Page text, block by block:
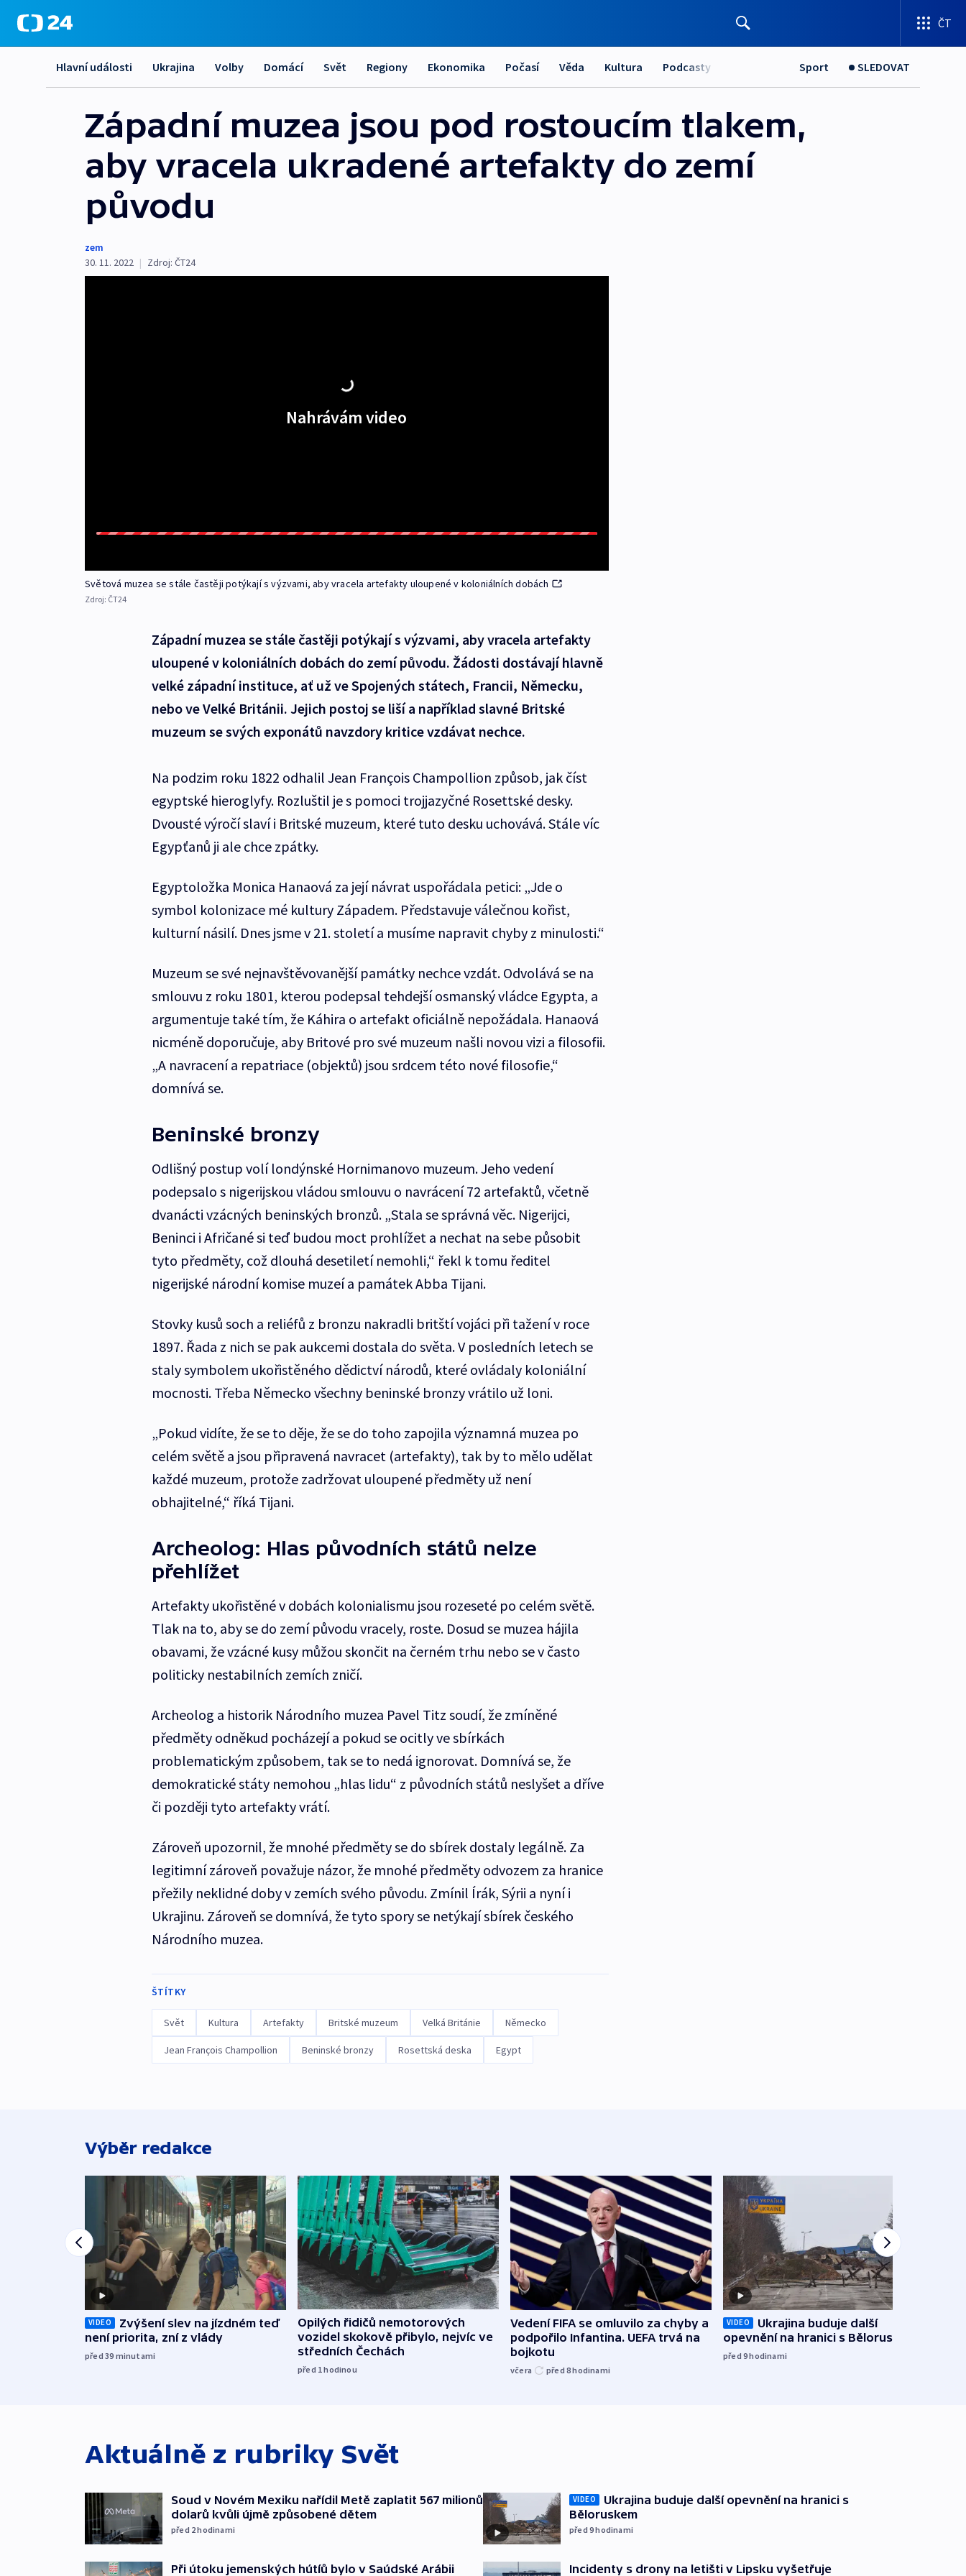
ČT
Hlavní události Ukrajina Volby Domácí Svět Regiony Ekonomika Počasí Věda Kultura Podcasty Sport SLEDOVAT
Západní muzea jsou pod rostoucím tlakem,
aby vracela ukradené artefakty do zemí
původu
zem
30. 11. 2022 | Zdroj: ČT24
Nahrávám video
Světová muzea se stále častěji potýkají s výzvami, aby vracela artefakty uloupené v koloniálních dobách
Zdroj: ČT24
Západní muzea se stále častěji potýkají s výzvami, aby vracela artefakty
uloupené v koloniálních dobách do zemí původu. Žádosti dostávají hlavně
velké západní instituce, ať už ve Spojených státech, Francii, Německu,
nebo ve Velké Británii. Jejich postoj se liší a například slavné Britské
muzeum se svých exponátů navzdory kritice vzdávat nechce.
Na podzim roku 1822 odhalil Jean François Champollion způsob, jak číst
egyptské hieroglyfy. Rozluštil je s pomoci trojjazyčné Rosettské desky.
Dvousté výročí slaví i Britské muzeum, které tuto desku uchovává. Stále víc
Egypťanů ji ale chce zpátky.
Egyptoložka Monica Hanaová za její návrat uspořádala petici: „Jde o
symbol kolonizace mé kultury Západem. Představuje válečnou kořist,
kulturní násilí. Dnes jsme v 21. století a musíme napravit chyby z minulosti.“
Muzeum se své nejnavštěvovanější památky nechce vzdát. Odvolává se na
smlouvu z roku 1801, kterou podepsal tehdejší osmanský vládce Egypta, a
argumentuje také tím, že Káhira o artefakt oficiálně nepožádala. Hanaová
nicméně doporučuje, aby Britové pro své muzeum našli novou vizi a filosofii.
„A navracení a repatriace (objektů) jsou srdcem této nové filosofie,“
domnívá se.
Beninské bronzy
Odlišný postup volí londýnské Hornimanovo muzeum. Jeho vedení
podepsalo s nigerijskou vládou smlouvu o navrácení 72 artefaktů, včetně
dvanácti vzácných beninských bronzů. „Stala se správná věc. Nigerijci,
Beninci i Afričané si teď budou moct prohlížet a nechat na sebe působit
tyto předměty, což dlouhá desetiletí nemohli,“ řekl k tomu ředitel
nigerijské národní komise muzeí a památek Abba Tijani.
Stovky kusů soch a reliéfů z bronzu nakradli britští vojáci při tažení v roce
1897. Řada z nich se pak aukcemi dostala do světa. V posledních letech se
staly symbolem ukořistěného dědictví národů, které ovládaly koloniální
mocnosti. Třeba Německo všechny beninské bronzy vrátilo už loni.
„Pokud vidíte, že se to děje, že se do toho zapojila významná muzea po
celém světě a jsou připravená navracet (artefakty), tak by to mělo udělat
každé muzeum, protože zadržovat uloupené předměty už není
obhajitelné,“ říká Tijani.
Archeolog: Hlas původních států nelze
přehlížet
Artefakty ukořistěné v dobách kolonialismu jsou rozeseté po celém světě.
Tlak na to, aby se do zemí původu vracely, roste. Dosud se muzea hájila
obavami, že vzácné kusy můžou skončit na černém trhu nebo se v často
politicky nestabilních zemích zničí.
Archeolog a historik Národního muzea Pavel Titz soudí, že zmíněné
předměty odněkud pocházejí a pokud se ocitly ve sbírkách
problematickým způsobem, tak se to nedá ignorovat. Domnívá se, že
demokratické státy nemohou „hlas lidu“ z původních států neslyšet a dříve
či později tyto artefakty vrátí.
Zároveň upozornil, že mnohé předměty se do sbírek dostaly legálně. Za
legitimní zároveň považuje názor, že mnohé předměty odvozem za hranice
přežily neklidné doby v zemích svého původu. Zmínil Írák, Sýrii a nyní i
Ukrajinu. Zároveň se domnívá, že tyto spory se netýkají sbírek českého
Národního muzea.
ŠTÍTKY
Svět Kultura Artefakty Britské muzeum Velká Británie Německo
Jean François Champollion Beninské bronzy Rosettská deska Egypt
Výběr redakce
VIDEO
Zvýšení slev na jízdném teď
není priorita, zní z vlády
před 39 minutami
Opilých řidičů nemotorových
vozidel skokově přibylo, nejvíc ve
středních Čechách
před 1hodinou
Vedení FIFA se omluvilo za chyby a
podpořilo Infantina. UEFA trvá na
bojkotu
včera před 8hodinami
VIDEO
Ukrajina buduje další
opevnění na hranici s Běloruskem
před 9hodinami
Aktuálně z rubriky Svět
Soud v Novém Mexiku nařídil Metě zaplatit 567 milionů
dolarů kvůli újmě způsobené dětem
před 2hodinami
Při útoku jemenských hútíů bylo v Saúdské Arábii
VIDEO
Ukrajina buduje další opevnění na hranici s
Běloruskem
před 9hodinami
Incidenty s drony na letišti v Lipsku vyšetřuje